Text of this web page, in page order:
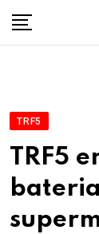
TRF5
TRF5